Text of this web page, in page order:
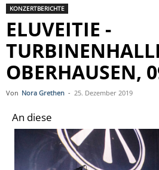
KONZERTBERICHTE
ELUVEITIE -
OBERHAUSEN,
Von Nora Grethen - 25. Dezember 2019
An diese